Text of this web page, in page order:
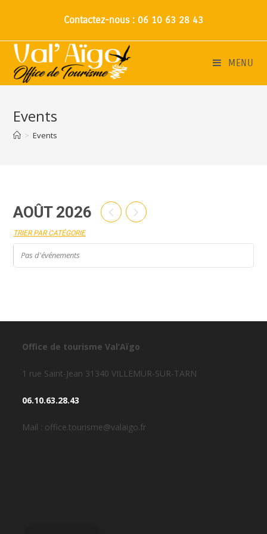
Contactez-nous : 06 10 63 28 43
MENU
Events
> Events
AOÛT 2026
TRIER PAR CATÉGORIE
Pas d'événements
Office de tourisme Val’Aïgo
1 rue Saint-Jean 31340 VILLEMUR-SUR-TARN
06.10.63.28.43
Mail : office.tourisme@valaigo.fr